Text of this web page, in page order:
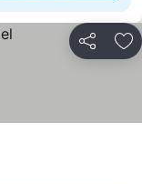
Distribuiți